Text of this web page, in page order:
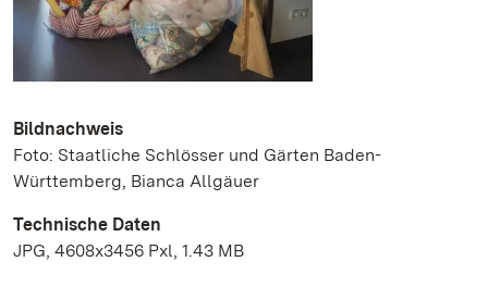
Bildnachweis
Foto: Staatliche Schlösser und Gärten Baden-
Württemberg, Bianca Allgäuer
Technische Daten
JPG, 4608x3456 Pxl, 1.43 MB